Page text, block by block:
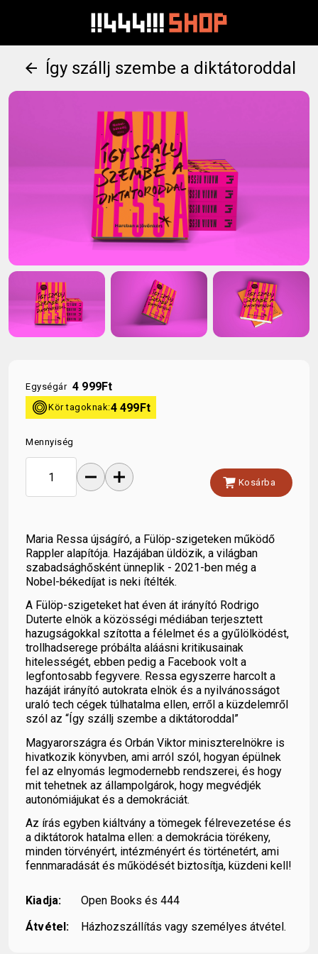
arrow_back Így szállj szembe a diktátoroddal
Egységár 4 999Ft
korKör tagoknak:4 499Ft
Mennyiség
remove add shopping_cart Kosárba
Maria Ressa újságíró, a Fülöp-szigeteken működő
Rappler alapítója. Hazájában üldözik, a világban
szabadsághősként ünneplik - 2021-ben még a
Nobel-békedíjat is neki ítélték.
A Fülöp-szigeteket hat éven át irányító Rodrigo
Duterte elnök a közösségi médiában terjesztett
hazugságokkal szította a félelmet és a gyűlölködést,
trollhadserege próbálta aláásni kritikusainak
hitelességét, ebben pedig a Facebook volt a
legfontosabb fegyvere. Ressa egyszerre harcolt a
hazáját irányító autokrata elnök és a nyilvánosságot
uraló tech cégek túlhatalma ellen, erről a küzdelemről
szól az “Így szállj szembe a diktátoroddal”
Magyarországra és Orbán Viktor miniszterelnökre is
hivatkozik könyvben, ami arról szól, hogyan épülnek
fel az elnyomás legmodernebb rendszerei, és hogy
mit tehetnek az állampolgárok, hogy megvédjék
autonómiájukat és a demokráciát.
Az írás egyben kiáltvány a tömegek félrevezetése és
a diktátorok hatalma ellen: a demokrácia törékeny,
minden törvényért, intézményért és történetért, ami
fennmaradását és működését biztosítja, küzdeni kell!
Kiadja:
Open Books és 444
Átvétel:
Házhozszállítás vagy személyes átvétel.